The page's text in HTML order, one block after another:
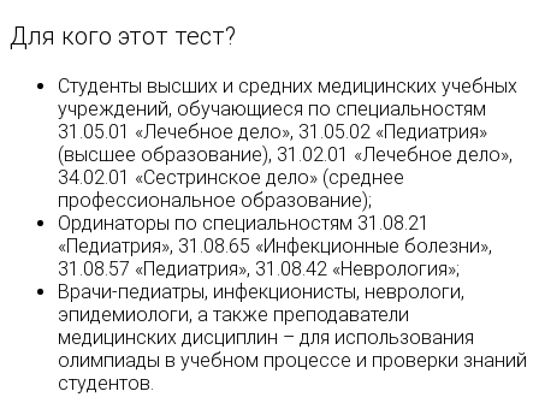
Для кого этот тест?
Студенты высших и средних медицинских учебных
учреждений, обучающиеся по специальностям
31.05.01 «Лечебное дело», 31.05.02 «Педиатрия»
(высшее образование), 31.02.01 «Лечебное дело»,
34.02.01 «Сестринское дело» (среднее
профессиональное образование);
Ординаторы по специальностям 31.08.21
«Педиатрия», 31.08.65 «Инфекционные болезни»,
31.08.57 «Педиатрия», 31.08.42 «Неврология»;
Врачи-педиатры, инфекционисты, неврологи,
эпидемиологи, а также преподаватели
медицинских дисциплин – для использования
олимпиады в учебном процессе и проверки знаний
студентов.